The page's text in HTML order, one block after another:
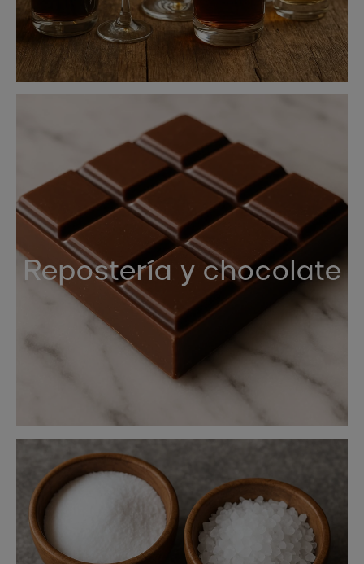
Repostería y chocolate